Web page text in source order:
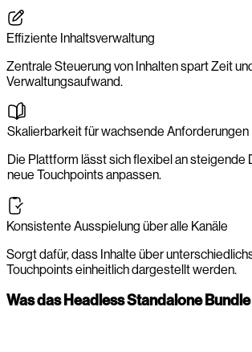
Effiziente Inhaltsverwaltung
Zentrale Steuerung von Inhalten spart Zeit
Verwaltungsaufwand.
Skalierbarkeit für wachsende Anforderungen
Die Plattform lässt sich flexibel an steigende
neue Touchpoints anpassen.
Konsistente Ausspielung über alle Kanäle
Sorgt dafür, dass Inhalte über
Touchpoints einheitlich dargestellt werden.
Was das Headless Standalone